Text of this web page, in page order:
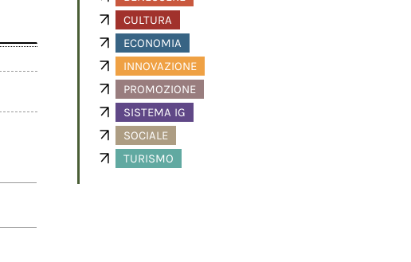
CULTURA
ECONOMIA
INNOVAZIONE
PROMOZIONE
SISTEMA IG
SOCIALE
TURISMO